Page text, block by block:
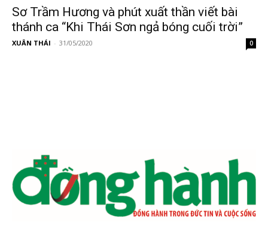
Sơ Trầm Hương và phút xuất thần viết bài
thánh ca “Khi Thái Sơn ngả bóng cuối trời”
XUÂN THÁI - 31/05/2020 0